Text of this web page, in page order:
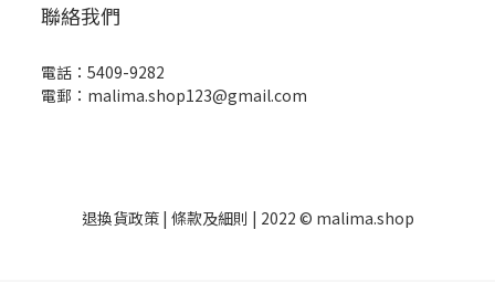
聯絡我們
電話：5409-9282
電郵：malima.shop123@gmail.com
退換貨政策| 條款及細則 | 2022 © malima.shop